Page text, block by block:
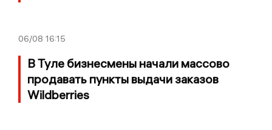
06/08 16:15
В Туле бизнесмены начали массово
продавать пункты выдачи заказов
Wildberries